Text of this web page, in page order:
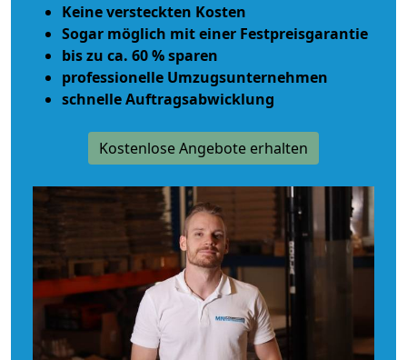
Keine versteckten Kosten
Sogar möglich mit einer Festpreisgarantie
bis zu ca. 60 % sparen
professionelle Umzugsunternehmen
schnelle Auftragsabwicklung
Kostenlose Angebote erhalten